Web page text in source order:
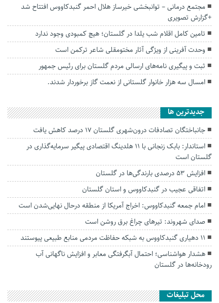
مجتمع درمانی – توانبخشی خیرساز هلال احمر گنبدکاووس افتتاح شد
+گزارش تصویری
تامین کامل اقلام شب یلدا در گلستان؛ هیچ کمبودی وجود ندارد
وحدت آفرینی از ویژگی آثار مختومقلی شاعر ترکمن است
ثبت و پیگیری نامه‌های ارسالی مردم گلستان برای رئیس جمهور
امسال سه هزار خانوار گلستانی از نعمت گاز برخوردار شدند.
جديدترين ها
جانباختگان تصادفات درون‌شهری گلستان ۱۷ درصد کاهش یافت
استاندار: بابک زنجانی با ۱۱ هلدینگ اقتصادی پیگیر سرمایه‌گذاری در
گلستان است
افزایش ۵۳ درصدی بارندگی‌ها در گلستان
اتفاقی عجیب در‌ گنبدکاووس و استان گلستان
امام جمعه گنبدکاووس: اخراج آمریکا از منطقه درحال نهایی‌شدن است
صدای شهروند: تیرهای چراغ برق روشن است
۱۱ دهیاری گنبدکاووس به شبکه حفاظت مردمی منابع طبیعی پیوستند
هشدار هواشناسی؛ احتمال آبگرفتگی معابر و افزایش ناگهانی آب
رودخانه‌ها در گلستان
محل تبلیغات